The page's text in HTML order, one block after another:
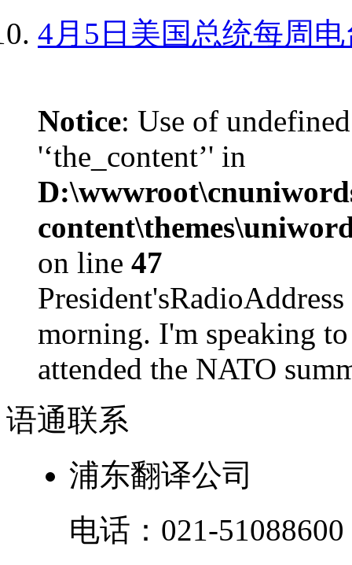
4月5日美国总统每周
Notice: Use of
'‘the_content’' in
on line 47
morning. I'm speaking
attended the NATO
语通联系
浦东翻译公司
电话： 021-51088600